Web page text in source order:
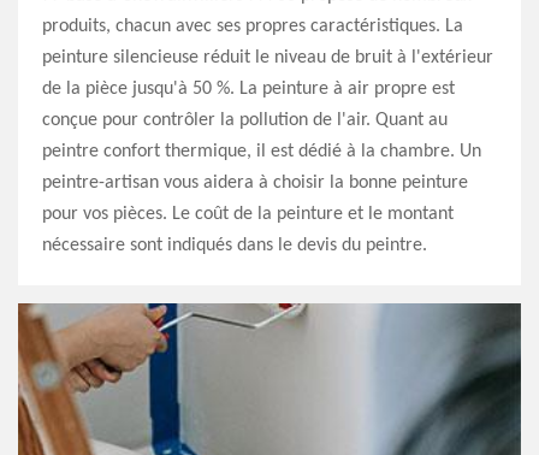
produits, chacun avec ses propres caractéristiques. La
peinture silencieuse réduit le niveau de bruit à l'extérieur
de la pièce jusqu'à 50 %. La peinture à air propre est
conçue pour contrôler la pollution de l'air. Quant au
peintre confort thermique, il est dédié à la chambre. Un
peintre-artisan vous aidera à choisir la bonne peinture
pour vos pièces. Le coût de la peinture et le montant
nécessaire sont indiqués dans le devis du peintre.